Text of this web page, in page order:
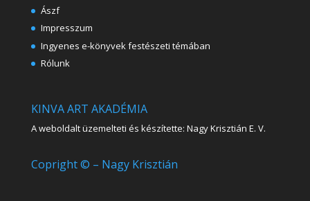
Ászf
Impresszum
Ingyenes e-könyvek festészeti témában
Rólunk
KINVA ART AKADÉMIA
A weboldalt üzemelteti és készítette: Nagy Krisztián E. V.
Copright © – Nagy Krisztián